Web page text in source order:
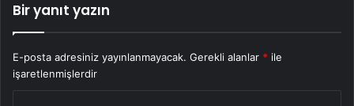
Bir yanıt yazın
E-posta adresiniz yayınlanmayacak. Gerekli alanlar * ile
işaretlenmişlerdir